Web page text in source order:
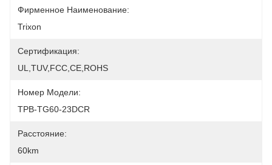
Фирменное Наименование:
Trixon
Сертификация:
UL,TUV,FCC,CE,ROHS
Номер Модели:
TPB-TG60-23DCR
Расстояние:
60km